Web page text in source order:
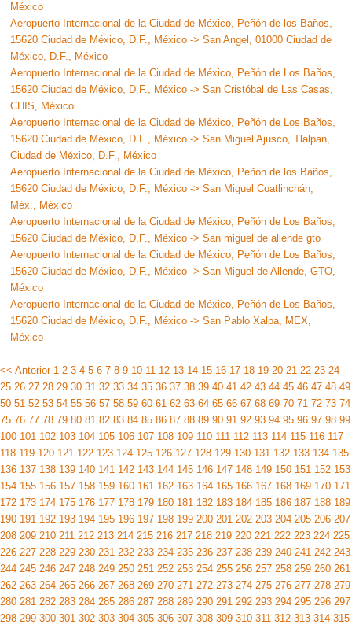
México
Aeropuerto Internacional de la Ciudad de México, Peñón de los Baños,
15620 Ciudad de México, D.F., México -> San Angel, 01000 Ciudad de
México, D.F., México
Aeropuerto Internacional de la Ciudad de México, Peñón de Los Baños,
15620 Ciudad de México, D.F., México -> San Cristóbal de Las Casas,
CHIS, México
Aeropuerto Internacional de la Ciudad de México, Peñón de Los Baños,
15620 Ciudad de México, D.F., México -> San Miguel Ajusco, Tlalpan,
Ciudad de México, D.F., México
Aeropuerto Internacional de la Ciudad de México, Peñón de los Baños,
15620 Ciudad de México, D.F., México -> San Miguel Coatlinchán,
Méx., México
Aeropuerto Internacional de la Ciudad de México, Peñón de Los Baños,
15620 Ciudad de México, D.F., México -> San miguel de allende gto
Aeropuerto Internacional de la Ciudad de México, Peñón de Los Baños,
15620 Ciudad de México, D.F., México -> San Miguel de Allende, GTO,
México
Aeropuerto Internacional de la Ciudad de México, Peñón de Los Baños,
15620 Ciudad de México, D.F., México -> San Pablo Xalpa, MEX,
México
<< Anterior 1 2 3 4 5 6 7 8 9 10 11 12 13 14 15 16 17 18 19 20 21 22 23 24
25 26 27 28 29 30 31 32 33 34 35 36 37 38 39 40 41 42 43 44 45 46 47 48 49
50 51 52 53 54 55 56 57 58 59 60 61 62 63 64 65 66 67 68 69 70 71 72 73 74
75 76 77 78 79 80 81 82 83 84 85 86 87 88 89 90 91 92 93 94 95 96 97 98 99
100 101 102 103 104 105 106 107 108 109 110 111 112 113 114 115 116 117
118 119 120 121 122 123 124 125 126 127 128 129 130 131 132 133 134 135
136 137 138 139 140 141 142 143 144 145 146 147 148 149 150 151 152 153
154 155 156 157 158 159 160 161 162 163 164 165 166 167 168 169 170 171
172 173 174 175 176 177 178 179 180 181 182 183 184 185 186 187 188 189
190 191 192 193 194 195 196 197 198 199 200 201 202 203 204 205 206 207
208 209 210 211 212 213 214 215 216 217 218 219 220 221 222 223 224 225
226 227 228 229 230 231 232 233 234 235 236 237 238 239 240 241 242 243
244 245 246 247 248 249 250 251 252 253 254 255 256 257 258 259 260 261
262 263 264 265 266 267 268 269 270 271 272 273 274 275 276 277 278 279
280 281 282 283 284 285 286 287 288 289 290 291 292 293 294 295 296 297
298 299 300 301 302 303 304 305 306 307 308 309 310 311 312 313 314 315